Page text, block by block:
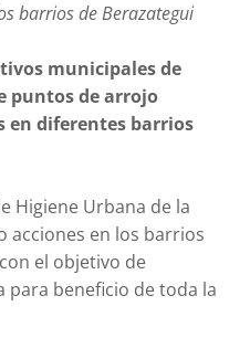
barrios de Berazategui
municipales de
puntos de arrojo
en diferentes barrios
Higiene Urbana de la
acciones en los barrios
el objetivo de
para beneficio de toda la